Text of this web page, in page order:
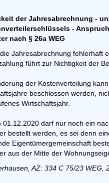
der Jahresabrechnung -
-
nach § 26a WEG
Jahresabrechnung fehlerhaft
führt zur Nichtigkeit der
der Kostenverteilung
beschlossen werden,
Wirtschaftsjahr.
01.12.2020 darf nur noch ein
bestellt werden, es sei denn
Eigentümergemeinschaft
aus der Mitte der
AZ: 334 C 75/23 WEG,